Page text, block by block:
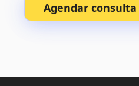
Agendar consulta